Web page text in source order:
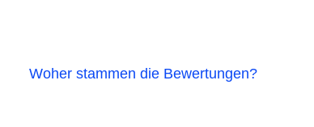
Woher stammen die Bewertungen?